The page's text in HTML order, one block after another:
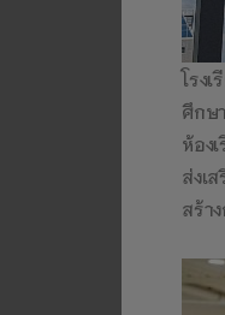
โรง
ศึกษ
ห้อง
ส่งเ
สร้า